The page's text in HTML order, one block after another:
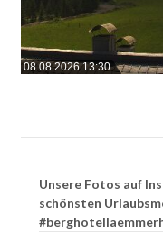
08.08.2026 13:30
Unsere Fotos auf
schönsten